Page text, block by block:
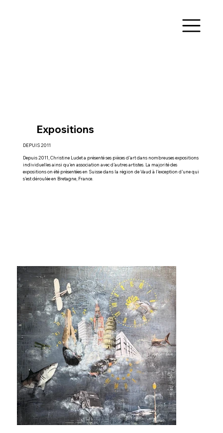
Expositions
DEPUIS 2011
Depuis 2011, Christine Ludet a présenté ses pièces d’art dans nombreuses expositions
individuelles ainsi qu’en association avec d’autres artistes. La majorité des
expositions on été présentées en Suisse dans la région de Vaud à l’exception d’une qui
s’est déroulée en Bretagne, France.